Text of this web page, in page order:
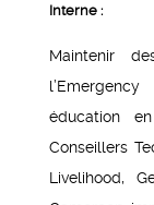
Interne :
Maintenir
éducation
Conseillers
Livelihood,